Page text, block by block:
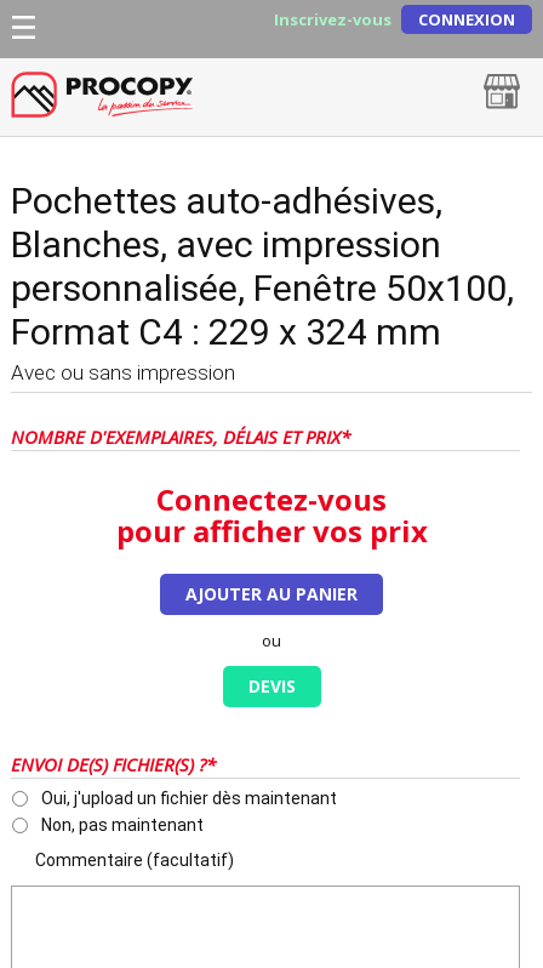
Inscrivez-vous CONNEXION
Pochettes auto-adhésives,
Blanches, avec impression
personnalisée, Fenêtre 50x100,
Format C4 : 229 x 324 mm
Avec ou sans impression
NOMBRE D'EXEMPLAIRES, DÉLAIS ET PRIX*
Connectez-vous
pour afficher vos prix
AJOUTER AU PANIER
ou
DEVIS
ENVOI DE(S) FICHIER(S) ?*
Oui, j'upload un fichier dès maintenant
Non, pas maintenant
Commentaire (facultatif)